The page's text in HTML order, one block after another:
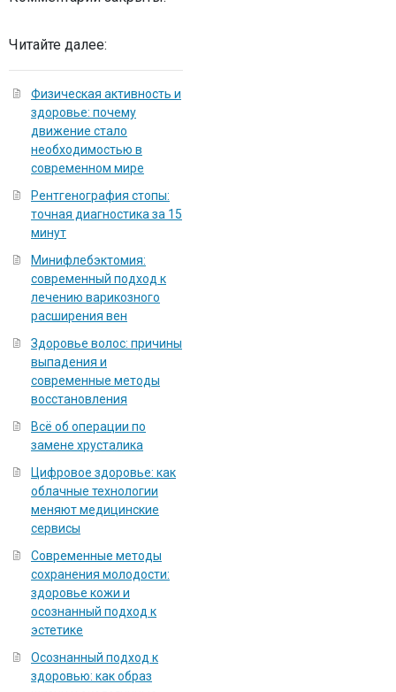
Читайте далее:
Физическая активность и
здоровье: почему
движение стало
необходимостью в
современном мире
Рентгенография стопы:
точная диагностика за 15
минут
Минифлебэктомия:
современный подход к
лечению варикозного
расширения вен
Здоровье волос: причины
выпадения и
современные методы
восстановления
Всё об операции по
замене хрусталика
Цифровое здоровье: как
облачные технологии
меняют медицинские
сервисы
Современные методы
сохранения молодости:
здоровье кожи и
осознанный подход к
эстетике
Осознанный подход к
здоровью: как образ